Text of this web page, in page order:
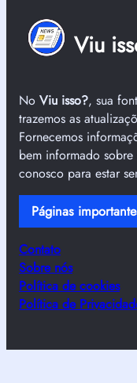
Viu
No Viu isso?, sua
trazemos as
Fornecemos
bem informado
conosco para estar
Páginas
Contato
Sobre nós
Política de cookies
Política de